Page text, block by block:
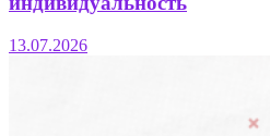
13.07.2026